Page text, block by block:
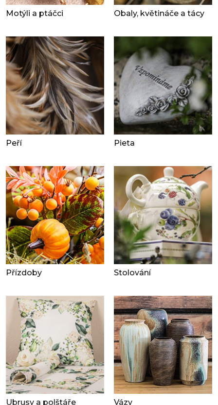
Motýli a ptáčci Obaly, květináče a tácy
Peří Pieta
Přízdoby Stolování
Ubrusy a polštáře Vázy